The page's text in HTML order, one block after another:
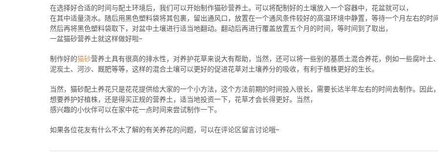
在选择好合适的时间与配土环境后，我们可以开始制作猫砂营养土。可以将配制好的土壤放入一个容器中，花盆就可以，
在其中适量浇水。随后用黑色塑料袋将其包裹，留出通风口，放置在一个通风条件较好的高温环境中静置，等待一个月左右的时间
然后再将黑色塑料袋取下，对盆中土壤进行适当地翻动。翻动后再进行覆盖放置五个月的时间，等时间到了取出，
一盆猫砂营养土就这样做好啦~
制作好的猫砂营养土具有很高的排水性，对养护花草来说大有帮助，当然，还可以将一些别的基质土混合养花，例如一些腐叶土、
泥炭土、河沙、厩肥等等，这样的混合土壤可以更好的促进花草对土壤养分的吸收，有利于植株更好的生长。
当然，猫砂配土养花只是花花提供给大家的一个小方法，这个方法前期的时间投入很长，需要长达半年左右的时间去制作。因此，
想要养护好植株，还是得买正规的营养土，适当地投资一下，花草才会长得更好。当然，
感兴趣的小伙伴可以在家中花一点时间来尝试制作一下。
如果各位花友有什么不太了解的有关养花的问题，可以在评论区留言讨论哦~